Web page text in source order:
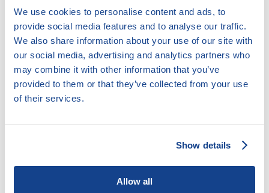
We use cookies to personalise content and ads, to
provide social media features and to analyse our traffic.
We also share information about your use of our site with
our social media, advertising and analytics partners who
may combine it with other information that you’ve
provided to them or that they’ve collected from your use
of their services.
Show details
Allow all
má výše mzdy stanovovat: půjde o složitost,
odpovědnost a namáhavost práce, obtížnost
pracovních podmínek, pracovní výkonnost a
dosahování pracovních výsledků. Pro posouzení
složitosti, odpovědnosti a namáhavosti práce je
možné vycházet z toho, jaké vzdělání či dovednosti
jsou pro výkon práce potřeba, jak je předmět práce
složitý, náročný na řízení a organizaci, jaké z něj
namáhavý a jaké negativní vlivy zde působí. Obtížnost
dané působením jiných negativních vlivů pracovního